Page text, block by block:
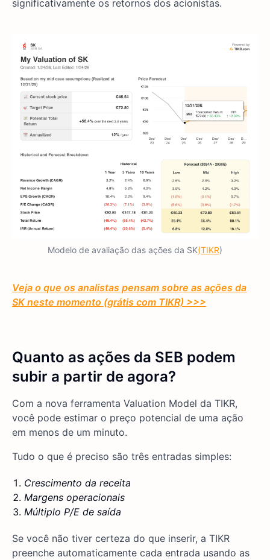
significativamente os retornos dos acionistas.
Modelo de avaliação das ações da SK(TIKR)
Veja o que os analistas pensam sobre as ações da
SK neste momento (grátis com TIKR) >>>
Quanto as ações da SEB podem
subir a partir de agora?
Com a nova ferramenta Valuation Model da TIKR,
você pode estimar o preço potencial de uma ação
em menos de um minuto.
Tudo o que é preciso são três entradas simples:
Crescimento da receita
Margens operacionais
Múltiplo P/E de saída
Se você não tiver certeza do que inserir, a TIKR
preenche automaticamente cada entrada usando as